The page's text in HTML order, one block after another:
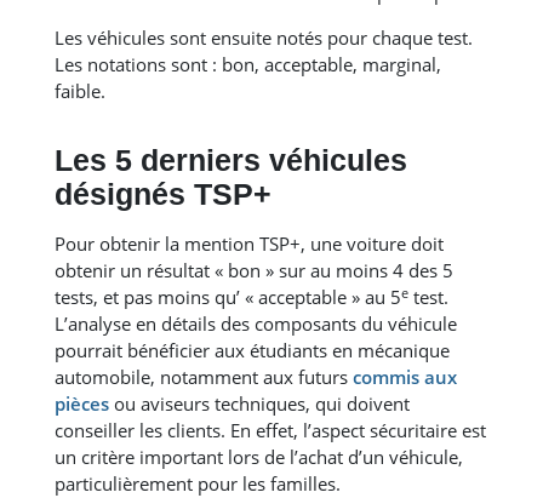
Les véhicules sont ensuite notés pour chaque test.
Les notations sont : bon, acceptable, marginal,
faible.
Les 5 derniers véhicules
désignés TSP+
Pour obtenir la mention TSP+, une voiture doit
obtenir un résultat « bon » sur au moins 4 des 5
tests, et pas moins qu’ « acceptable » au 5e test.
L’analyse en détails des composants du véhicule
pourrait bénéficier aux étudiants en mécanique
automobile, notamment aux futurs commis aux
pièces ou aviseurs techniques, qui doivent
conseiller les clients. En effet, l’aspect sécuritaire est
un critère important lors de l’achat d’un véhicule,
particulièrement pour les familles.